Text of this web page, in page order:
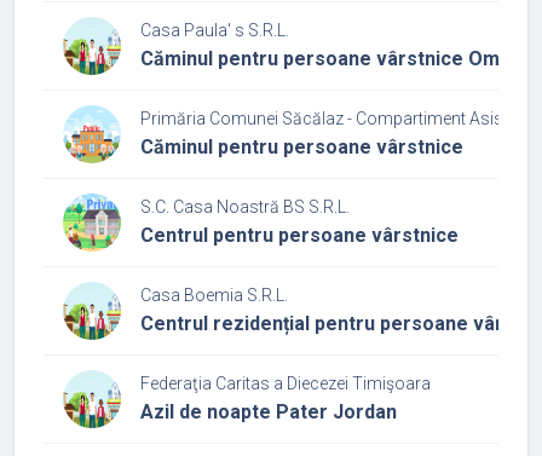
Casa Paula' s S.R.L.
Căminul pentru persoane vârstnice Omnia
Primăria Comunei Săcălaz - Compartiment
Căminul pentru persoane vârstnice
S.C. Casa Noastră BS S.R.L.
Centrul pentru persoane vârstnice
Casa Boemia S.R.L.
Centrul rezidențial pentru persoane
Federaţia Caritas a Diecezei Timişoara
Azil de noapte Pater Jordan